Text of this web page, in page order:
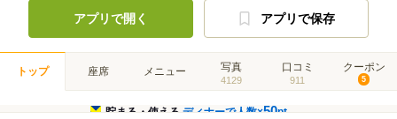
アプリで開く アプリで保存
トップ 座席 メニュー 写真
4129
口コミ
911
クーポン
5
貯まる・使えるディナーで人数×50pt